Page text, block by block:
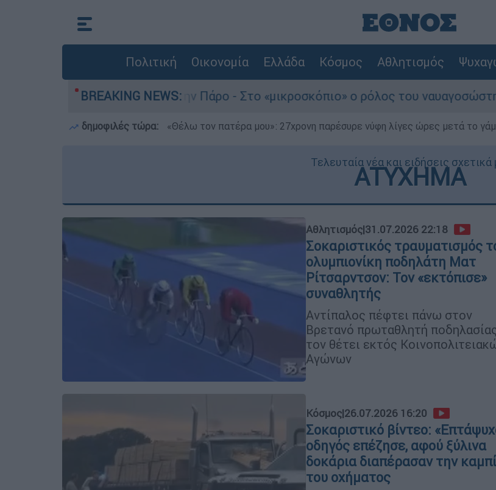
Πολιτική Οικονομία Ελλάδα Κόσμος Αθλητισμός
BREAKING NEWS:
του 4χρονου στην Πάρο - Στο «μικροσκόπιο» ο ρόλος του ναυαγοσώστη
δημοφιλές τώρα: «Θέλω τον πατέρα μου»: 27χρονη παρέσυρε νύφη λίγες ώρες μετά το
Τελευταία νέα και ειδήσεις σχετικά
ΑΤΥΧΗΜΑ
Αθλητισμός|31.07.2026 22:18
Σοκαριστικός τραυματισμός
ολυμπιονίκη ποδηλάτη Ματ
Ρίτσαρντσον: Τον «εκτόπισε»
συναθλητής
Αντίπαλος πέφτει πάνω στον
Βρετανό πρωταθλητή
τον θέτει εκτός
Αγώνων
Κόσμος|26.07.2026 16:20
Σοκαριστικό βίντεο:
οδηγός επέζησε, αφού ξύλινα
δοκάρια διαπέρασαν την
του οχήματος